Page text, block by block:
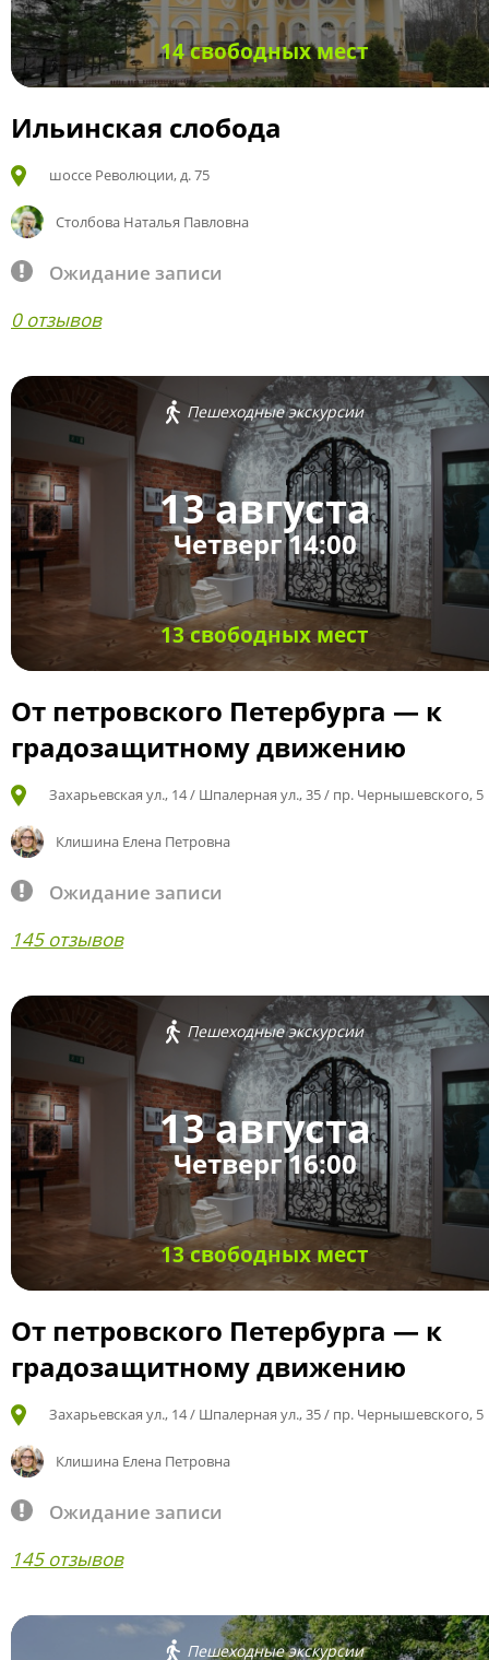
14 свободных мест
Ильинская слобода
шоссе Революции, д. 75
Столбова Наталья Павловна
Ожидание записи
0 отзывов
Пешеходные экскурсии
13 августа
Четверг 14:00
13 свободных мест
От петровского Петербурга — к
градозащитному движению
Захарьевская ул., 14 / Шпалерная ул., 35 / пр. Чернышевского, 5
Клишина Елена Петровна
Ожидание записи
145 отзывов
Пешеходные экскурсии
13 августа
Четверг 16:00
13 свободных мест
От петровского Петербурга — к
градозащитному движению
Захарьевская ул., 14 / Шпалерная ул., 35 / пр. Чернышевского, 5
Клишина Елена Петровна
Ожидание записи
145 отзывов
Пешеходные экскурсии